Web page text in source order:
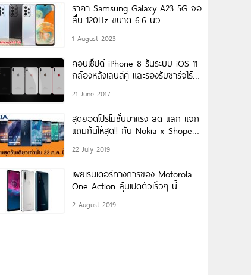
ราคา Samsung Galaxy A23 5G จอ
ลื่น 120Hz ขนาด 6.6 นิ้ว
1 August 2023
คอนเซ็ปต์ iPhone 8 รันระบบ iOS 11
กล้องหลังเลนส์คู่ และรองรับชาร์จไร้
21 June 2017
สุดยอดโปรโมชั่นมาแรง ลด แลก แจก
แถมกันให้สุด!! กับ Nokia x Shopee
22 July 2019
เผยเรนเดอร์ทางการของ Motorola
One Action ลุ้นเปิดตัวเร็วๆ นี้
2 August 2019